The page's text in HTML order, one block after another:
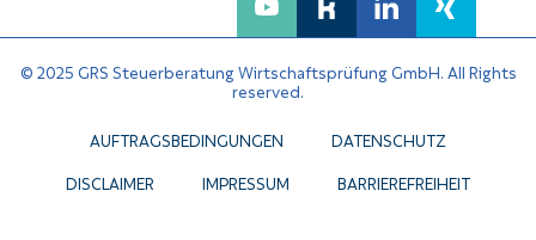
© 2025 GRS Steuerberatung Wirtschaftsprüfung GmbH. All Rights
reserved.
AUFTRAGSBEDINGUNGEN
DATENSCHUTZ
DISCLAIMER
IMPRESSUM BARRIEREFREIHEIT